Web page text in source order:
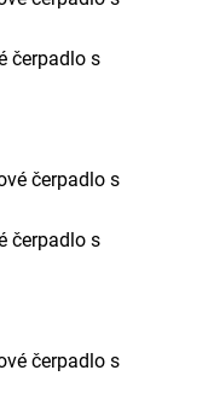
čerpadlo s
čerpadlo s